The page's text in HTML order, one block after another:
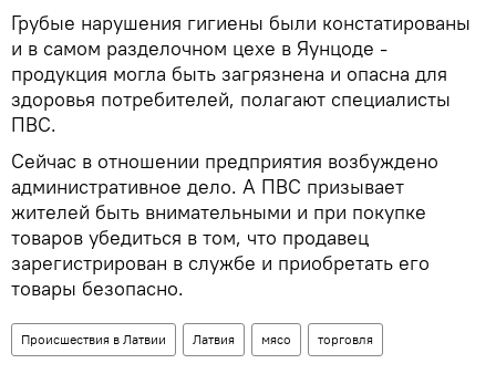
Грубые нарушения гигиены были констатированы
и в самом разделочном цехе в Яунцоде -
продукция могла быть загрязнена и опасна для
здоровья потребителей, полагают специалисты
ПВС.
Сейчас в отношении предприятия возбуждено
административное дело. А ПВС призывает
жителей быть внимательными и при покупке
товаров убедиться в том, что продавец
зарегистрирован в службе и приобретать его
товары безопасно.
Происшествия в Латвии Латвия мясо торговля